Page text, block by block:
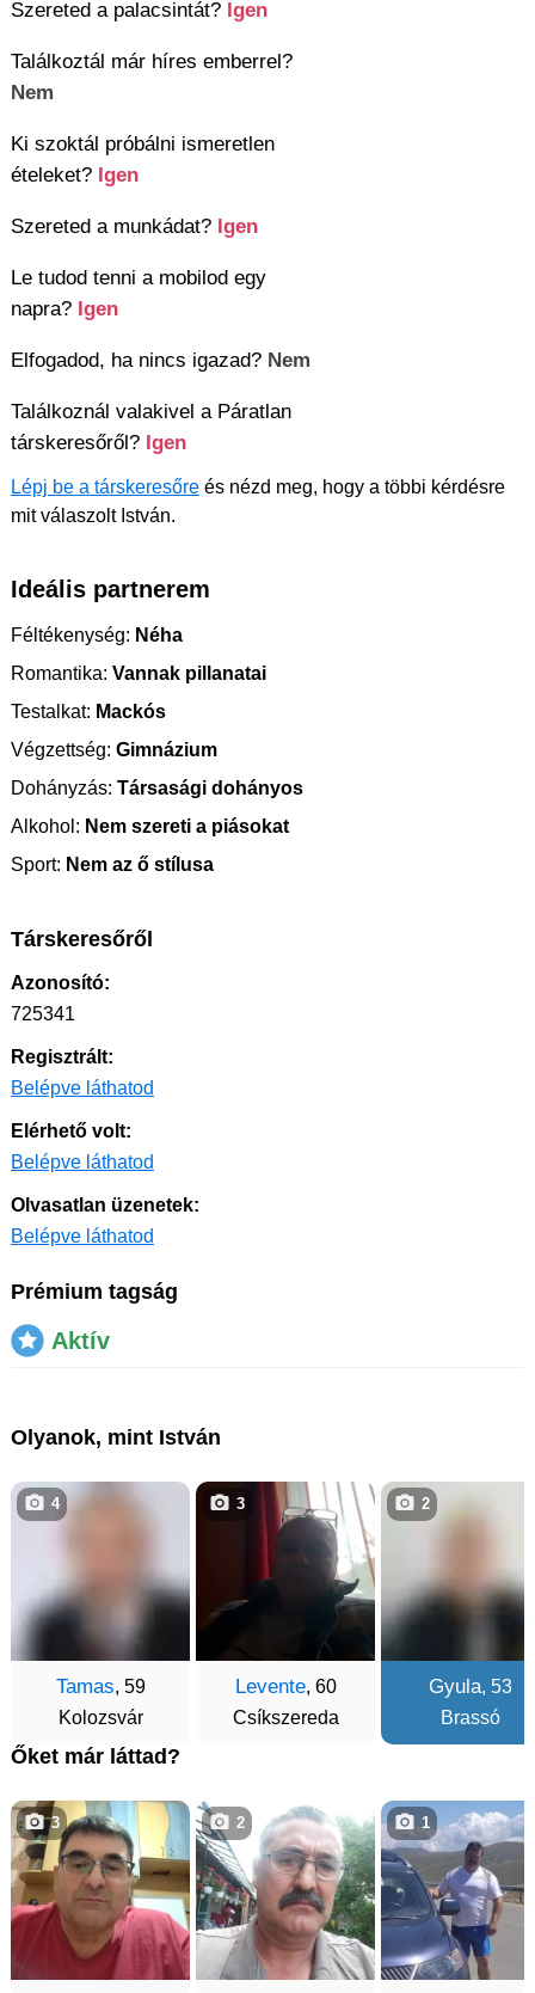
Szereted a palacsintát? Igen
Találkoztál már híres emberrel?
Nem
Ki szoktál próbálni ismeretlen
ételeket? Igen
Szereted a munkádat? Igen
Le tudod tenni a mobilod egy
napra? Igen
Elfogadod, ha nincs igazad? Nem
Találkoznál valakivel a Páratlan
társkeresőről? Igen
Lépj be a társkeresőre és nézd meg, hogy a többi kérdésre
mit válaszolt István.
Ideális partnerem
Féltékenység: Néha
Romantika: Vannak pillanatai
Testalkat: Mackós
Végzettség: Gimnázium
Dohányzás: Társasági dohányos
Alkohol: Nem szereti a piásokat
Sport: Nem az ő stílusa
Társkeresőről
Azonosító:
725341
Regisztrált:
Belépve láthatod
Elérhető volt:
Belépve láthatod
Olvasatlan üzenetek:
Belépve láthatod
Prémium tagság
Aktív
Olyanok, mint István
Tamas, 59
Kolozsvár
4
Levente, 60
Csíkszereda
3
Gyula, 53
Brassó
2
Őket már láttad?
3 2 1